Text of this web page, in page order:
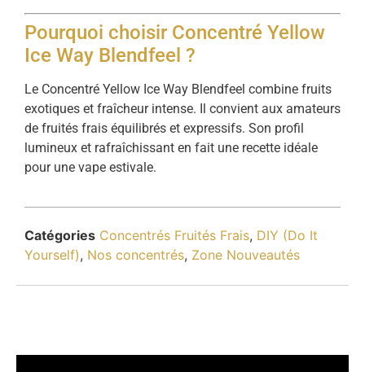
Pourquoi choisir Concentré Yellow
Ice Way Blendfeel ?
Le Concentré Yellow Ice Way Blendfeel combine fruits
exotiques et fraîcheur intense. Il convient aux amateurs
de fruités frais équilibrés et expressifs. Son profil
lumineux et rafraîchissant en fait une recette idéale
pour une vape estivale.
Catégories Concentrés Fruités Frais, DIY (Do It
Yourself), Nos concentrés, Zone Nouveautés